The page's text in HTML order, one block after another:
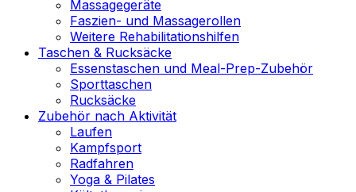
Massagegeräte
Faszien- und Massagerollen
Weitere Rehabilitationshilfen
Taschen & Rucksäcke
Essenstaschen und Meal-Prep-Zubehör
Sporttaschen
Rucksäcke
Zubehör nach Aktivität
Laufen
Kampfsport
Radfahren
Yoga & Pilates